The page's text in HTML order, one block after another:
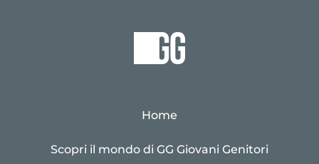
Home
Scopri il mondo di GG Giovani Genitori